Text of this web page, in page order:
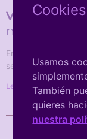
Visita guiada
miércoles,
En la planta de la
se conservan
Leer más »
Cookies
Usamos
También
quieres
nuestra